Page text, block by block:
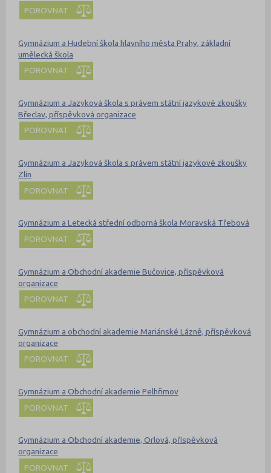
POROVNAT
Gymnázium a Hudební škola hlavního města Prahy, základní
umělecká škola
POROVNAT
Gymnázium a Jazyková škola s právem státní jazykové zkoušky
Břeclav, příspěvková organizace
POROVNAT
Gymnázium a Jazyková škola s právem státní jazykové zkoušky
Zlín
POROVNAT
Gymnázium a Letecká střední odborná škola Moravská Třebová
POROVNAT
Gymnázium a Obchodní akademie Bučovice, příspěvková
organizace
POROVNAT
Gymnázium a obchodní akademie Mariánské Lázně, příspěvková
organizace
POROVNAT
Gymnázium a Obchodní akademie Pelhřimov
POROVNAT
Gymnázium a Obchodní akademie, Orlová, příspěvková
organizace
POROVNAT